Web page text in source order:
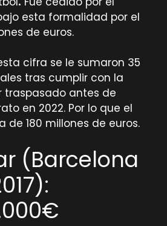
esta formalidad por el
de euros.
cifra se le sumaron 35
tras cumplir con la
traspasado antes de
en 2022. Por lo que el
de 180 millones de euros.
(Barcelona